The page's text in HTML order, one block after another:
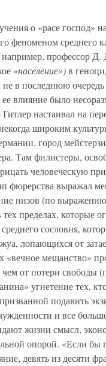
о «расе господ»
феноменом среднего
профессор
«население»)в
в последнюю
влияние было
настаивал на
широким
город
Там филистеры,
человеческую
фюрерства выражал
низов (по
пределах, которые
сословия,
лопающихся от
«вечное мещанство»
чем от потери
угнетение тех,
подавить
и все
жизни смысл,
опорой. «Если бы
девять из десяти